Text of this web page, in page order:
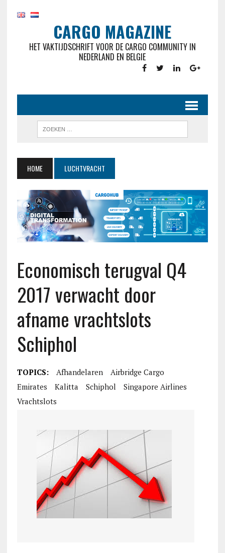
CARGO MAGAZINE
HET VAKTIJDSCHRIFT VOOR DE CARGO COMMUNITY IN
NEDERLAND EN BELGIE
HOME LUCHTVRACHT
Economisch terugval Q4
2017 verwacht door
afname vrachtslots
Schiphol
TOPICS: Afhandelaren
Airbridge Cargo
Emirates
Kalitta Schiphol
Singapore Airlines
Vrachtslots